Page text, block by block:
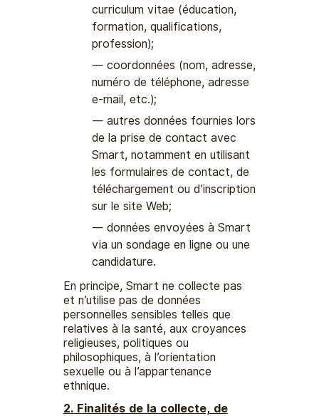
curriculum vitae (éducation,
formation, qualifications,
profession);
coordonnées (nom, adresse,
numéro de téléphone, adresse
e-mail, etc.);
autres données fournies lors
de la prise de contact avec
Smart, notamment en utilisant
les formulaires de contact, de
téléchargement ou d’inscription
sur le site Web;
données envoyées à Smart
via un sondage en ligne ou une
candidature.
En principe, Smart ne collecte pas
et n’utilise pas de données
personnelles sensibles telles que
relatives à la santé, aux croyances
religieuses, politiques ou
philosophiques, à l’orientation
sexuelle ou à l’appartenance
ethnique.
2. Finalités de la collecte, de